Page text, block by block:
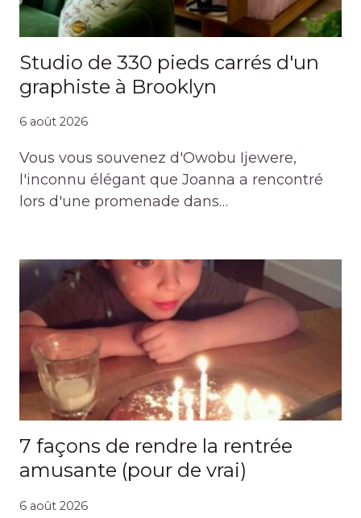
Studio de 330 pieds carrés d'un
graphiste à Brooklyn
6 août 2026
Vous vous souvenez d'Owobu Ijewere,
l'inconnu élégant que Joanna a rencontré
lors d'une promenade dans…
7 façons de rendre la rentrée
amusante (pour de vrai)
6 août 2026